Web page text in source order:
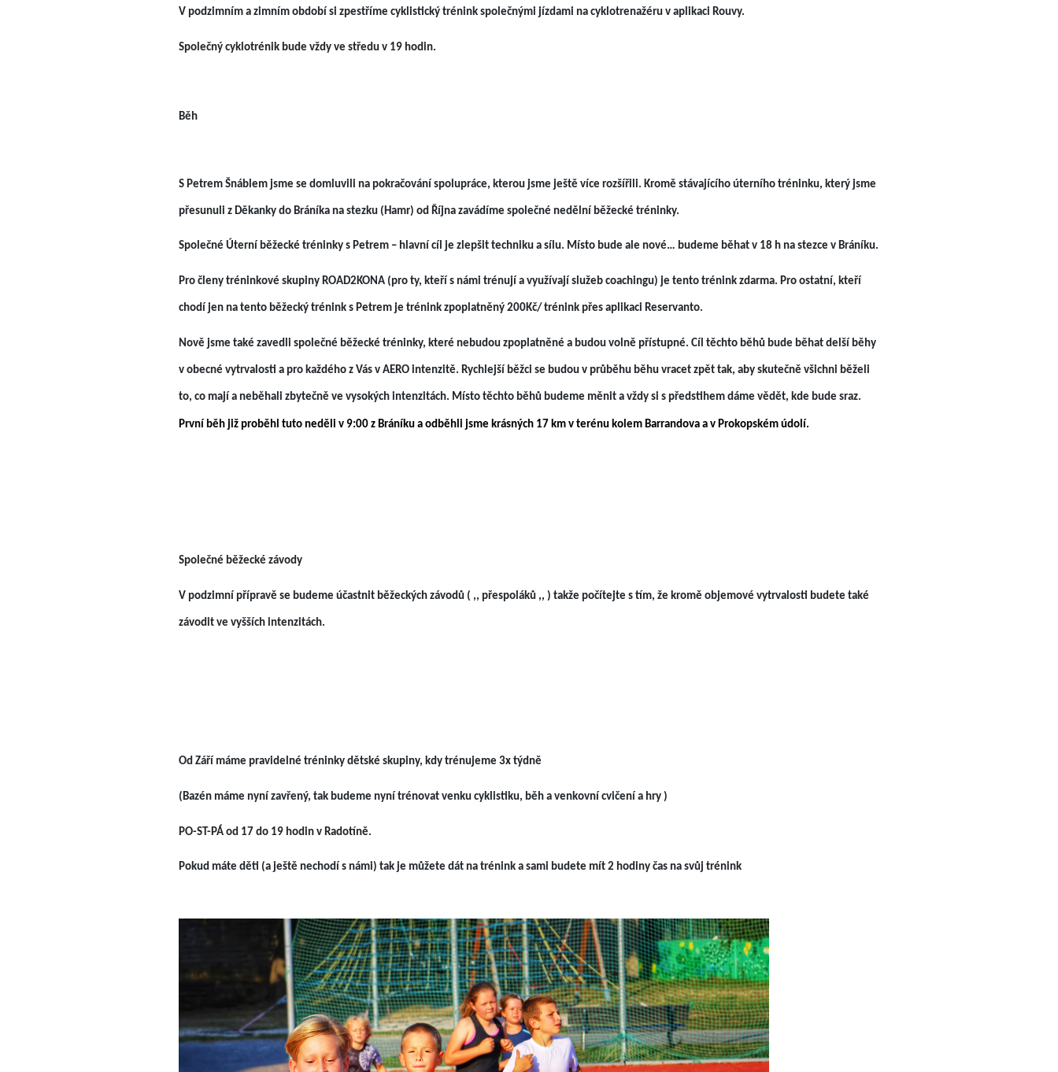
V podzimním a zimním období si zpestříme cyklistický trénink společnými jízdami na cyklotrenažéru v aplikaci Rouvy.
Společný cyklotrénik bude vždy ve středu v 19 hodin.
Běh
S Petrem Šnáblem jsme se domluvili na pokračování spolupráce, kterou jsme ještě více rozšířili. Kromě stávajícího úterního tréninku, který jsme
přesunuli z Děkanky do Bráníka na stezku (Hamr) od Října zavádíme společné nedělní běžecké tréninky.
Společné Úterní běžecké tréninky s Petrem – hlavní cíl je zlepšit techniku a sílu. Místo bude ale nové… budeme běhat v 18 h na stezce v Bráníku.
Pro členy tréninkové skupiny ROAD2KONA (pro ty, kteří s námi trénují a využívají služeb coachingu) je tento trénink zdarma. Pro ostatní, kteří
chodí jen na tento běžecký trénink s Petrem je trénink zpoplatněný 200Kč/ trénink přes aplikaci Reservanto.
Nově jsme také zavedli společné běžecké tréninky, které nebudou zpoplatněné a budou volně přístupné. Cíl těchto běhů bude běhat delší běhy
v obecné vytrvalosti a pro každého z Vás v AERO intenzitě. Rychlejší běžci se budou v průběhu běhu vracet zpět tak, aby skutečně všichni běželi
to, co mají a neběhali zbytečně ve vysokých intenzitách. Místo těchto běhů budeme měnit a vždy si s předstihem dáme vědět, kde bude sraz.
První běh již proběhl tuto neděli v 9:00 z Bráníku a odběhli jsme krásných 17 km v terénu kolem Barrandova a v Prokopském údolí.
Společné běžecké závody
V podzimní přípravě se budeme účastnit běžeckých závodů ( ,, přespoláků ,, ) takže počítejte s tím, že kromě objemové vytrvalosti budete také
závodit ve vyšších intenzitách.
Od Září máme pravidelné tréninky dětské skupiny, kdy trénujeme 3x týdně
(Bazén máme nyní zavřený, tak budeme nyní trénovat venku cyklistiku, běh a venkovní cvičení a hry )
PO-ST-PÁ od 17 do 19 hodin v Radotíně.
Pokud máte děti (a ještě nechodí s námi) tak je můžete dát na trénink a sami budete mít 2 hodiny čas na svůj trénink